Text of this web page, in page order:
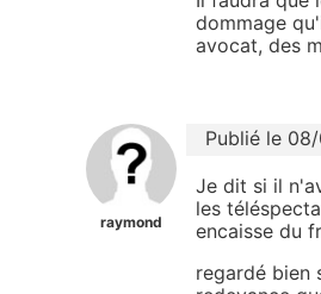
dommage
avocat, des
raymond
Publié le
Je dit si il
les
encaisse du
regardé bien